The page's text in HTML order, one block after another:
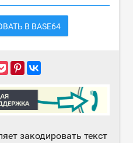
В BASE64
закодировать текст